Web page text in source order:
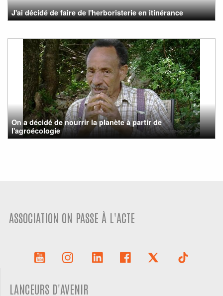
J'ai décidé de faire de l'herboristerie en itinérance
On a décidé de nourrir la planète à partir de
l'agroécologie
ASSOCIATION ON PASSE À L'ACTE
LANCEURS D'AVENIR